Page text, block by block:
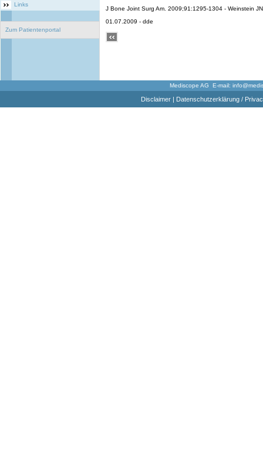
Links
Zum Patientenportal
J Bone Joint Surg Am. 2009;91:1295-1304 - Weinstein
01.07.2009 - dde
Mediscope AG E-mail:
Disclaimer| Datenschutzerklärung /